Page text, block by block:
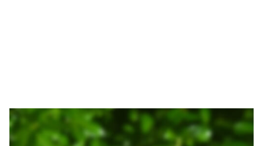
Arthur Lankhuizen